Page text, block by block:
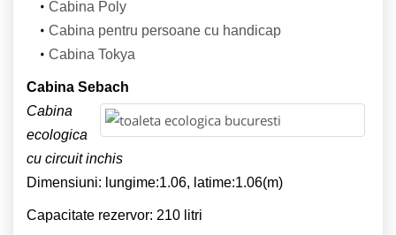
Cabina Poly
Cabina pentru persoane cu handicap
Cabina Tokya
Cabina Sebach
Cabina
ecologica
cu circuit inchis
Dimensiuni: lungime:1.06, latime:1.06(m)
Capacitate rezervor: 210 litri